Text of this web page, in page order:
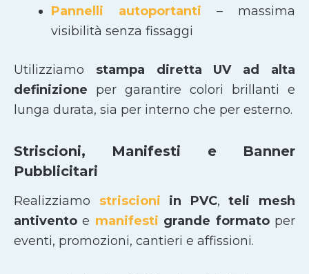
Pannelli autoportanti – massima
visibilità senza fissaggi
Utilizziamo stampa diretta UV ad alta
definizione per garantire colori brillanti e
lunga durata, sia per interno che per esterno.
Striscioni, Manifesti e Banner
Pubblicitari
Realizziamo striscioni in PVC,teli mesh
antivento e manifesti grande formatoper
eventi, promozioni, cantieri e affissioni.